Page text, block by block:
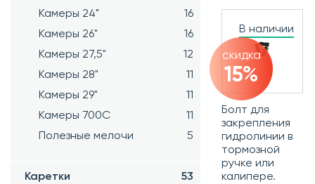
Камеры 24"
16
Камеры 26"
16
Камеры 27,5"
12
Камеры 28"
11
Камеры 29"
11
Камеры 700C
11
Полезные мелочи
5
Каретки 53
В наличии
скидка
15%
Болт для
закрепления
гидролинии в
тормозной
ручке или
калипере.